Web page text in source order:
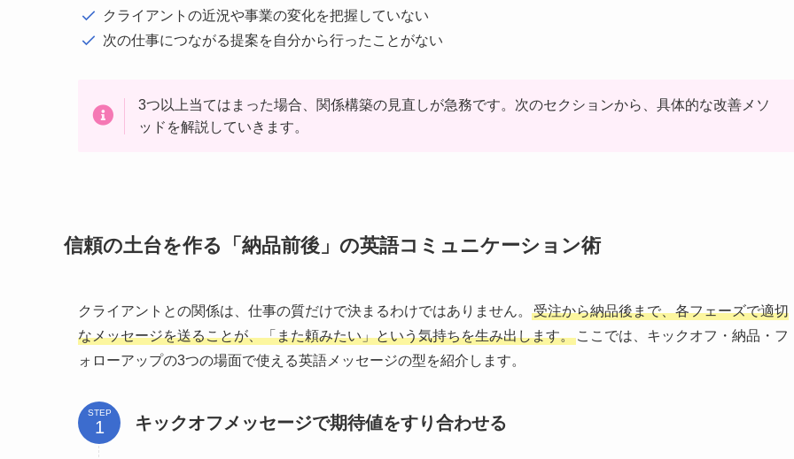
クライアントの近況や事業の変化を把握していない
次の仕事につながる提案を自分から行ったことがない
3つ以上当てはまった場合、関係構築の見直しが急務です。次のセクションから、具体的な改善メソ
ッドを解説していきます。
信頼の土台を作る「納品前後」の英語コミュニケーション術
クライアントとの関係は、仕事の質だけで決まるわけではありません。
受注から納品後まで、各フェーズで適切
なメッセージを送ることが、「また頼みたい」という気持ちを生み出します。 ここでは、キックオフ・納品・フ
ォローアップの3つの場面で使える英語メッセージの型を紹介します。
STEP キックオフメッセージで期待値をすり合わせる